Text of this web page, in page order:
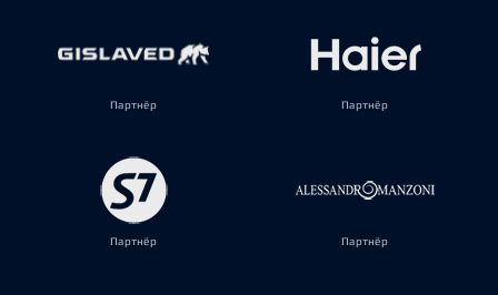
Партнёр Партнёр
Партнёр Партнёр